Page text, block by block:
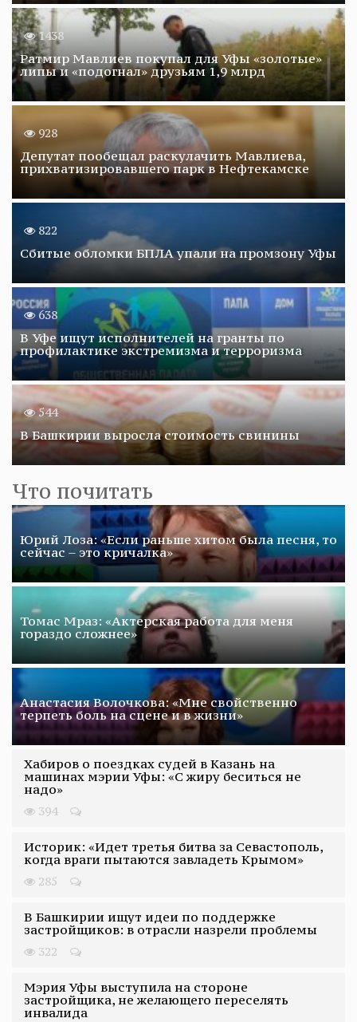
1438
Ратмир Мавлиев покупал для Уфы «золотые»
липы и «подогнал» друзьям 1,9 млрд
928
Депутат пообещал раскулачить Мавлиева,
прихватизировавшего парк в Нефтекамске
822
Сбитые обломки БПЛА упали на промзону Уфы
638
В Уфе ищут исполнителей на гранты по
профилактике экстремизма и терроризма
544
В Башкирии выросла стоимость свинины
Что почитать
Юрий Лоза: «Если раньше хитом была песня, то
сейчас – это кричалка»
Томас Мраз: «Актерская работа для меня
гораздо сложнее»
Анастасия Волочкова: «Мне свойственно
терпеть боль на сцене и в жизни»
Хабиров о поездках судей в Казань на
машинах мэрии Уфы: «С жиру беситься не
надо»
394
Историк: «Идет третья битва за Севастополь,
когда враги пытаются завладеть Крымом»
285
В Башкирии ищут идеи по поддержке
застройщиков: в отрасли назрели проблемы
322
Мэрия Уфы выступила на стороне
застройщика, не желающего переселять
инвалида